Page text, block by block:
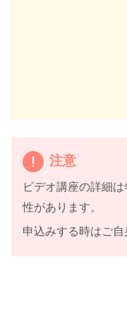
注意
ビデオ講座の詳細
性があります。
申込みする時はご自